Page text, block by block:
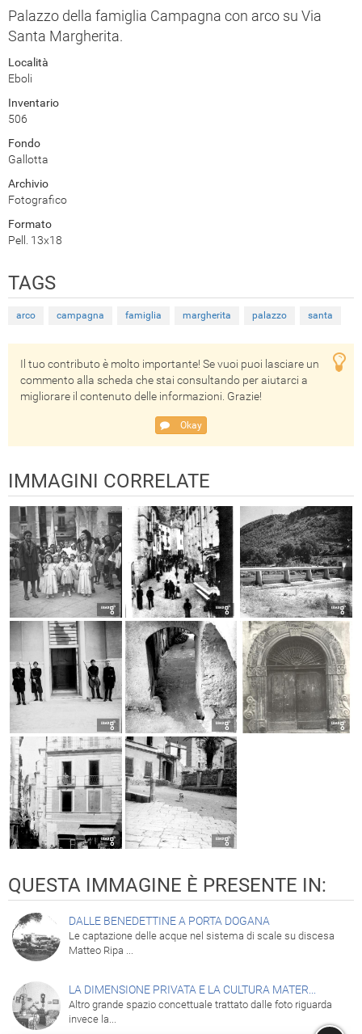
Palazzo della famiglia Campagna con arco su Via
Santa Margherita.
Località
Eboli
Inventario
506
Fondo
Gallotta
Archivio
Fotografico
Formato
Pell. 13x18
TAGS
arco campagna famiglia margherita palazzo santa
Il tuo contributo è molto importante! Se vuoi puoi lasciare un
commento alla scheda che stai consultando per aiutarci a
migliorare il contenuto delle informazioni. Grazie!
Okay
IMMAGINI CORRELATE
QUESTA IMMAGINE È PRESENTE IN:
DALLE BENEDETTINE A PORTA DOGANA
Le captazione delle acque nel sistema di scale su discesa
Matteo Ripa ...
LA DIMENSIONE PRIVATA E LA CULTURA MATER...
Altro grande spazio concettuale trattato dalle foto riguarda
invece la...